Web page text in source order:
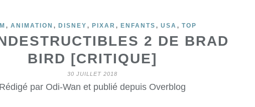
, ANIMATION , DISNEY , PIXAR , ENFANTS , USA , TOP
2 DE BRAD
BIRD [CRITIQUE]
30 JUILLET 2018
Rédigé par Odi-Wan et publié depuis Overblog